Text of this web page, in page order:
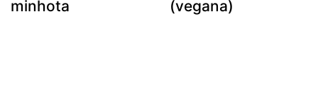
minhota
(vegana)